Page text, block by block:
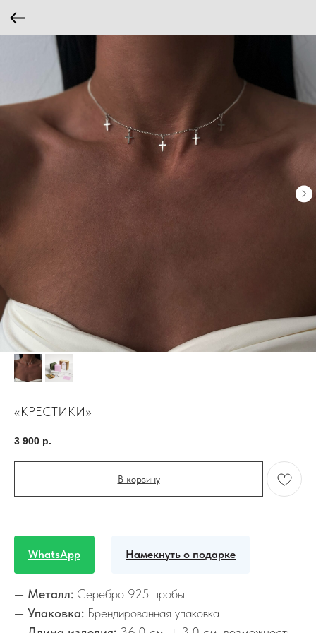
«КРЕСТИКИ»
3 900 р.
В корзину
WhatsApp Намекнуть о подарке
— Металл: Серебро 925 пробы
— Упаковка: Брендированная упаковка